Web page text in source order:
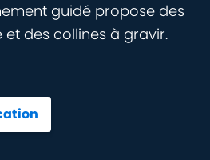
guidé propose des
et des collines à gravir.